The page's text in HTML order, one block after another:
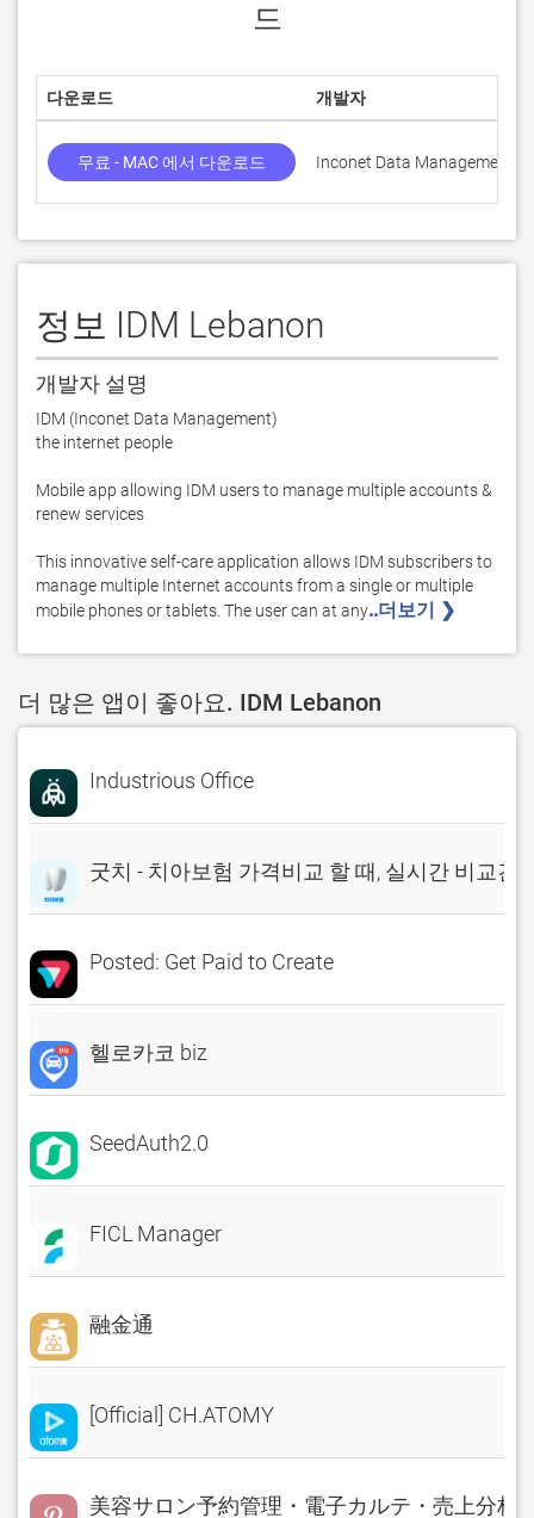
드
다운로드 개발자
무료 - MAC 에서 다운로드 Inconet Data Management
정보 IDM Lebanon
개발자 설명
IDM (Inconet Data Management)
the internet people
Mobile app allowing IDM users to manage multiple accounts &
renew services
This innovative self-care application allows IDM subscribers to
manage multiple Internet accounts from a single or multiple
mobile phones or tablets. The user can at any..더보기 ❯
더 많은 앱이 좋아요. IDM Lebanon
Industrious Office
굿치 - 치아보험 가격비교 할 때, 실시간 비교견
Posted: Get Paid to Create
헬로카코 biz
SeedAuth2.0
FICL Manager
融金通
[Official] CH.ATOMY
美容サロン予約管理・電子カルテ・売上分析